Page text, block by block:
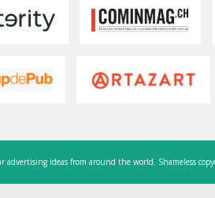
ideas from around the world. Shameless